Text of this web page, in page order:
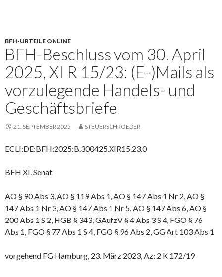
BFH-URTEILE ONLINE
BFH-Beschluss vom 30. April
2025, XI R 15/23: (E-)Mails als
vorzulegende Handels- und
Geschäftsbriefe
21. SEPTEMBER 2025 STEUERSCHROEDER
ECLI:DE:BFH:2025:B.300425.XIR15.23.0
BFH XI. Senat
AO § 90 Abs 3, AO § 119 Abs 1, AO § 147 Abs 1 Nr 2, AO §
147 Abs 1 Nr 3, AO § 147 Abs 1 Nr 5, AO § 147 Abs 6, AO §
200 Abs 1 S 2, HGB § 343, GAufzV § 4 Abs 3 S 4, FGO § 76
Abs 1, FGO § 77 Abs 1 S 4, FGO § 96 Abs 2, GG Art 103 Abs 1
vorgehend FG Hamburg, 23. März 2023, Az: 2 K 172/19